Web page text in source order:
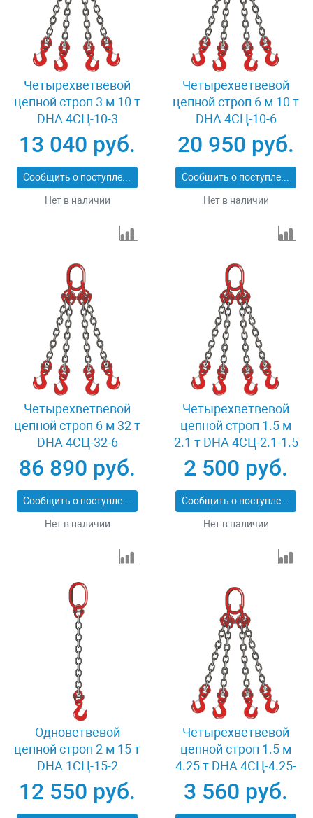
Четырехветвевой
цепной строп 3 м 10 т
DHA 4СЦ-10-3
13 040 руб.
Сообщить о поступлении
Нет в наличии
Четырехветвевой
цепной строп 6 м 10 т
DHA 4СЦ-10-6
20 950 руб.
Сообщить о поступлении
Нет в наличии
Четырехветвевой
цепной строп 6 м 32 т
DHA 4СЦ-32-6
86 890 руб.
Сообщить о поступлении
Нет в наличии
Четырехветвевой
цепной строп 1.5 м
2.1 т DHA 4СЦ-2.1-1.5
2 500 руб.
Сообщить о поступлении
Нет в наличии
Одноветвевой
цепной строп 2 м 15 т
DHA 1СЦ-15-2
12 550 руб.
Четырехветвевой
цепной строп 1.5 м
4.25 т DHA 4СЦ-4.25-
1.5
3 560 руб.